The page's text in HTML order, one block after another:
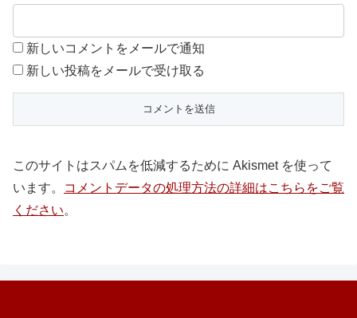
新しいコメントをメールで通知
新しい投稿をメールで受け取る
このサイトはスパムを低減するために Akismet を使って
います。
コメントデータの処理方法の詳細はこちらをご覧
ください。